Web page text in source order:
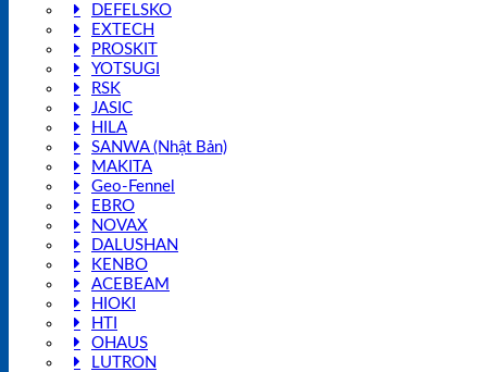
DEFELSKO
EXTECH
PROSKIT
YOTSUGI
RSK
JASIC
HILA
SANWA (Nhật Bản)
MAKITA
Geo-Fennel
EBRO
NOVAX
DALUSHAN
KENBO
ACEBEAM
HIOKI
HTI
OHAUS
LUTRON